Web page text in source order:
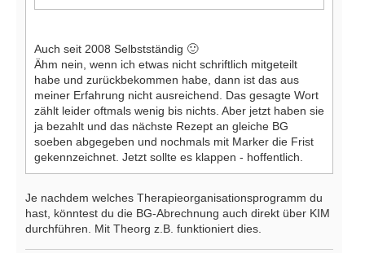
Auch seit 2008 Selbstständig 🙂
Ähm nein, wenn ich etwas nicht schriftlich mitgeteilt
habe und zurückbekommen habe, dann ist das aus
meiner Erfahrung nicht ausreichend. Das gesagte Wort
zählt leider oftmals wenig bis nichts. Aber jetzt haben sie
ja bezahlt und das nächste Rezept an gleiche BG
soeben abgegeben und nochmals mit Marker die Frist
gekennzeichnet. Jetzt sollte es klappen - hoffentlich.
Je nachdem welches Therapieorganisationsprogramm du
hast, könntest du die BG-Abrechnung auch direkt über KIM
durchführen. Mit Theorg z.B. funktioniert dies.